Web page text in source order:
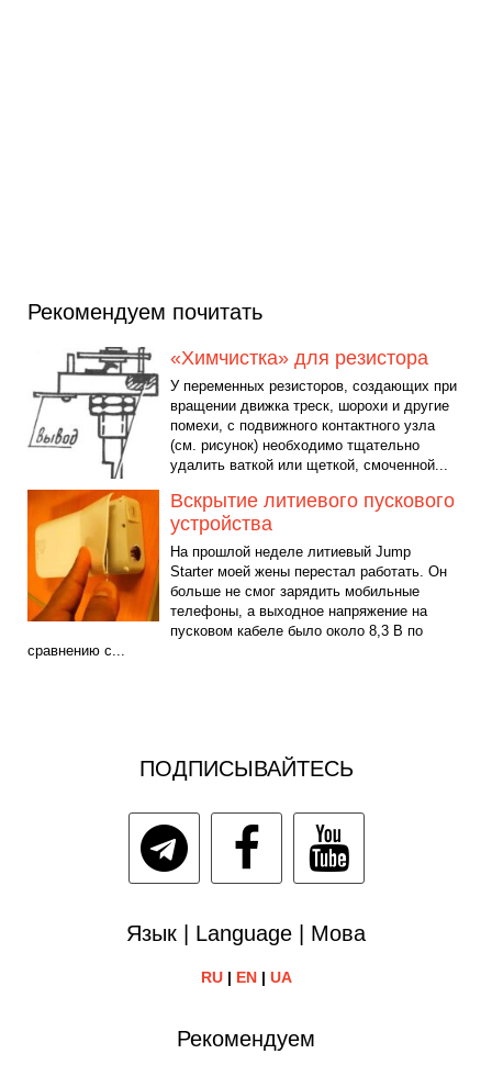
Рекомендуем почитать
«Химчистка» для резистора
У переменных резисторов, создающих при
вращении движка треск, шорохи и другие
помехи, с подвижного контактного узла
(см. рисунок) необходимо тщательно
удалить ваткой или щеткой, смоченной...
Вскрытие литиевого пускового
устройства
На прошлой неделе литиевый Jump
Starter моей жены перестал работать. Он
больше не смог зарядить мобильные
телефоны, а выходное напряжение на
пусковом кабеле было около 8,3 В по
сравнению с...
ПОДПИСЫВАЙТЕСЬ
Язык | Language | Мова
RU| EN| UA
Рекомендуем